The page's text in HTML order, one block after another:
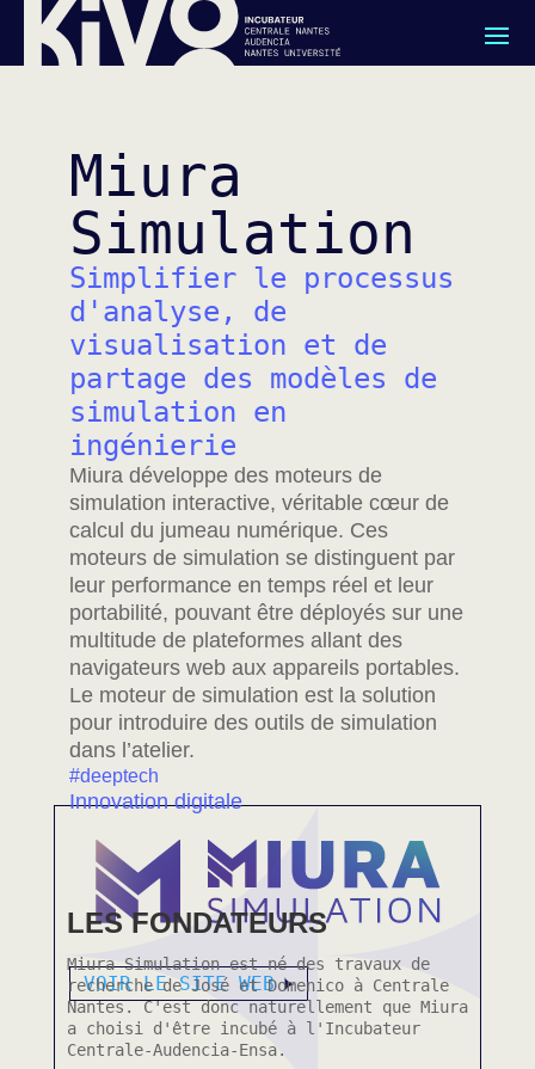
Miura
Simulation
Innovation digitale
VOIR LE SITE WEB
Simplifier le processus
d'analyse, de
visualisation et de
partage des modèles de
simulation en
ingénierie
Miura développe des moteurs de
simulation interactive, véritable cœur de
calcul du jumeau numérique. Ces
moteurs de simulation se distinguent par
leur performance en temps réel et leur
portabilité, pouvant être déployés sur une
multitude de plateformes allant des
navigateurs web aux appareils portables.
Le moteur de simulation est la solution
pour introduire des outils de simulation
dans l’atelier.
#deeptech
LES FONDATEURS
Miura Simulation est né des travaux de
recherche de José et Domenico à Centrale
Nantes. C'est donc naturellement que Miura
a choisi d'être incubé à l'Incubateur
Centrale-Audencia-Ensa.